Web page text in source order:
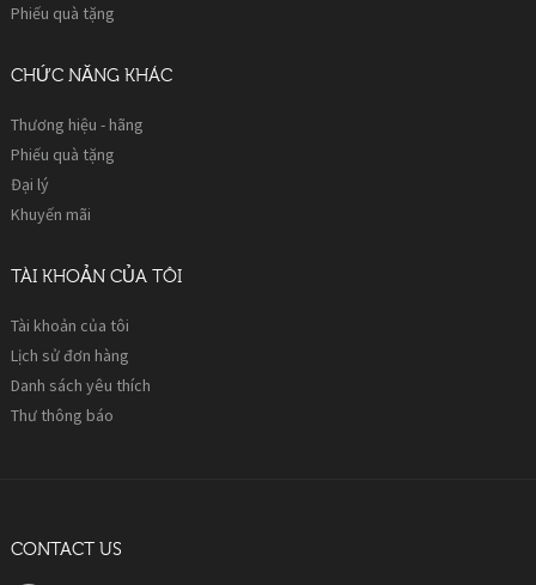
Phiếu quà tặng
CHỨC NĂNG KHÁC
Thương hiệu - hãng
Phiếu quà tặng
Đại lý
Khuyến mãi
TÀI KHOẢN CỦA TÔI
Tài khoản của tôi
Lịch sử đơn hàng
Danh sách yêu thích
Thư thông báo
CONTACT US